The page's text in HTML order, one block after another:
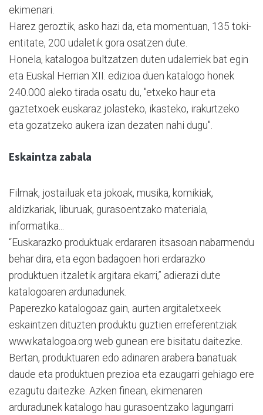
ekimenari.
Harez geroztik, asko hazi da, eta momentuan, 135 toki-
entitate, 200 udaletik gora osatzen dute.
Honela, katalogoa bultzatzen duten udalerriek bat egin
eta Euskal Herrian XII. edizioa duen katalogo honek
240.000 aleko tirada osatu du, "etxeko haur eta
gaztetxoek euskaraz jolasteko, ikasteko, irakurtzeko
eta gozatzeko aukera izan dezaten nahi dugu".
Eskaintza zabala
Filmak, jostailuak eta jokoak, musika, komikiak,
aldizkariak, liburuak, gurasoentzako materiala,
informatika...
“Euskarazko produktuak erdararen itsasoan nabarmendu
behar dira, eta egon badagoen hori erdarazko
produktuen itzaletik argitara ekarri,” adierazi dute
katalogoaren ardunadunek.
Paperezko katalogoaz gain, aurten argitaletxeek
eskaintzen dituzten produktu guztien erreferentziak
www.katalogoa.org web gunean ere bisitatu daitezke.
Bertan, produktuaren edo adinaren arabera banatuak
daude eta produktuen prezioa eta ezaugarri gehiago ere
ezagutu daitezke. Azken finean, ekimenaren
arduradunek katalogo hau gurasoentzako lagungarri